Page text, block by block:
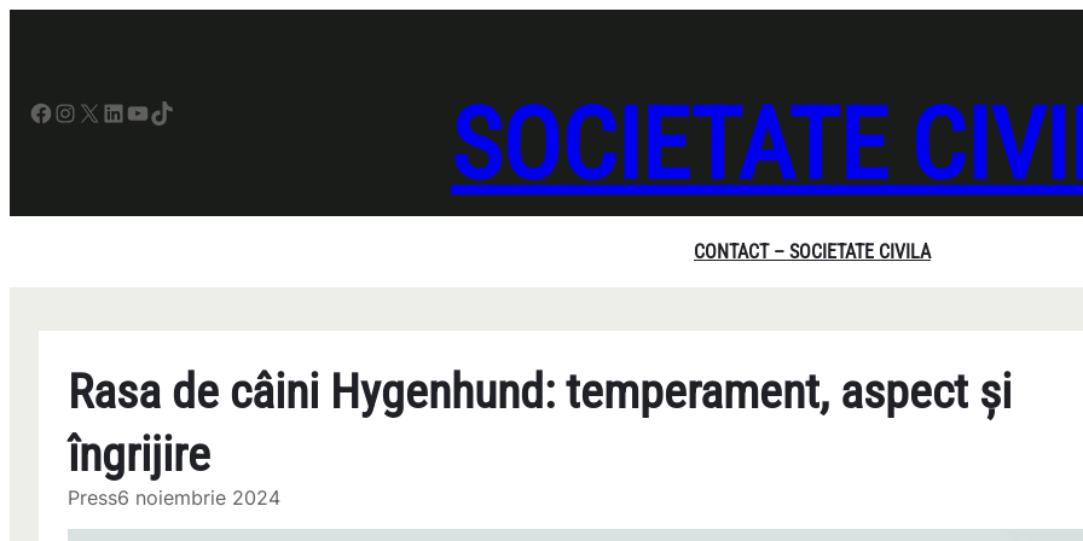
Facebook InstagramX LinkedIn YouTube TikTok SOCIETATE
CONTACT – SOCIETATE CIVILA
Rasa de câini Hygenhund: temperament, aspect și
îngrijire
Press6 noiembrie 2024